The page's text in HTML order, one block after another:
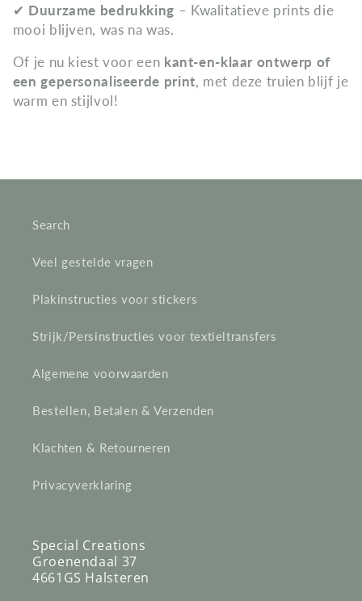
✔ Duurzame bedrukking – Kwalitatieve prints die
mooi blijven, was na was.
Of je nu kiest voor een kant-en-klaar ontwerp of
een gepersonaliseerde print, met deze truien blijf je
warm en stijlvol!
Search
Veel gestelde vragen
Plakinstructies voor stickers
Strijk/Persinstructies voor textieltransfers
Algemene voorwaarden
Bestellen, Betalen & Verzenden
Klachten & Retourneren
Privacyverklaring
Special Creations
Groenendaal 37
4661GS Halsteren